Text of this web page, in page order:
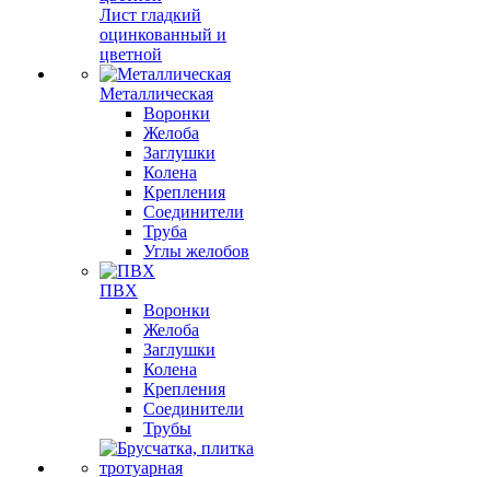
Лист гладкий
оцинкованный и
цветной
Металлическая
Воронки
Желоба
Заглушки
Колена
Крепления
Соединители
Труба
Углы желобов
ПВХ
Воронки
Желоба
Заглушки
Колена
Крепления
Соединители
Трубы